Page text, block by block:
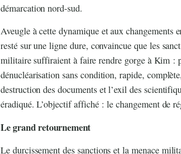
démarcation nord-sud.
Aveugle à cette dynamique et aux changements
resté sur une ligne dure, convaincue que les
militaire suffiraient à faire rendre gorge à Kim :
dénucléarisation sans condition, rapide,
destruction des documents et l’exil des
éradiqué. L’objectif affiché : le changement de
Le grand retournement
Le durcissement des sanctions et la menace